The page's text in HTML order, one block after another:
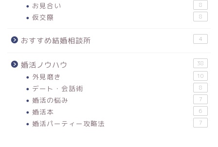
お見合い 8
仮交際 8
おすすめ結婚相談所 4
婚活ノウハウ 38
外見磨き 10
デート・会話術 8
婚活の悩み 7
婚活本 6
婚活パーティー攻略法 7